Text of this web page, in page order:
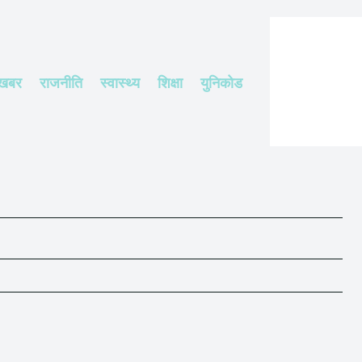
राजनीति स्वास्थ्य शिक्षा युनिकोड